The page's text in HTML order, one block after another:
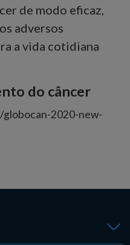
de modo eficaz,
adversos
a vida cotidiana
do câncer
globocan-2020-new-